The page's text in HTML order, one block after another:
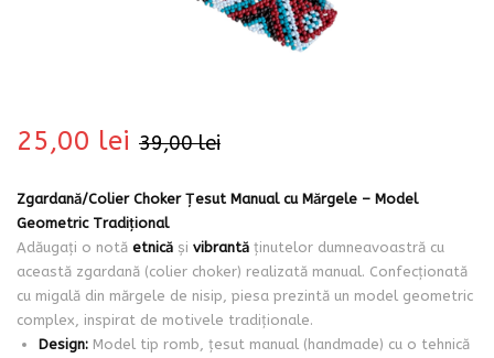
39,00lei
25,00 lei
Zgardană/Colier Choker Țesut Manual cu Mărgele – Model
Geometric Tradițional
Adăugați o notă etnică și vibrantă ținutelor dumneavoastră cu
această zgardană (colier choker) realizată manual. Confecționată
cu migală din mărgele de nisip, piesa prezintă un model geometric
complex, inspirat de motivele tradiționale.
Design:Model tip romb, țesut manual (handmade) cu o tehnică